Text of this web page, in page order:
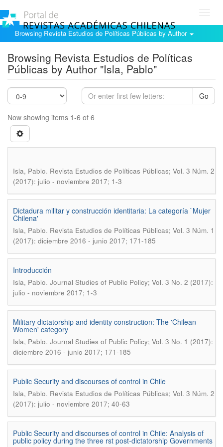
Browsing Revista Estudios de Políticas Públicas by Author
Browsing Revista Estudios de Políticas
Públicas by Author "Isla, Pablo"
Go
Now showing items 1-6 of 6
Isla, Pablo. Revista Estudios de Políticas Públicas; Vol. 3 Núm. 2
(2017): julio - noviembre 2017; 1-3
Dictadura militar y construcción identitaria: La categoría `Mujer
Chilena'
Isla, Pablo. Revista Estudios de Políticas Públicas; Vol. 3 Núm. 1
(2017): diciembre 2016 - junio 2017; 171-185
Introducción
Isla, Pablo. Journal Studies of Public Policy; Vol. 3 No. 2 (2017):
julio - noviembre 2017; 1-3
Military dictatorship and identity construction: The 'Chilean
Women' category
Isla, Pablo. Journal Studies of Public Policy; Vol. 3 No. 1 (2017):
diciembre 2016 - junio 2017; 171-185
Public Security and discourses of control in Chile
Isla, Pablo. Revista Estudios de Políticas Públicas; Vol. 3 Núm. 2
(2017): julio - noviembre 2017; 40-63
Public Security and discourses of control in Chile: Analysis of
public policy during the three rst post-dictatorship Governments